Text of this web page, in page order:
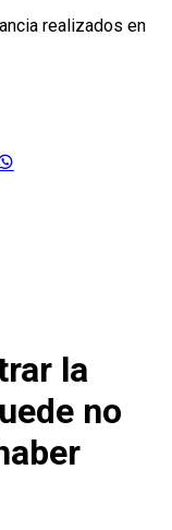
realizados en
la
no